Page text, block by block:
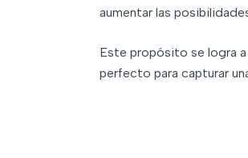
aumentar las
Este propósito se logra
perfecto para capturar